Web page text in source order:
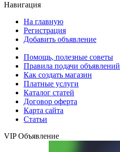
Навигация
На главную
Регистрация
Добавить объявление
Помощь, полезные советы
Правила подачи объявлений
Как создать магазин
Платные услуги
Каталог статей
Договор оферта
Карта сайта
Статьи
VIP Объявление